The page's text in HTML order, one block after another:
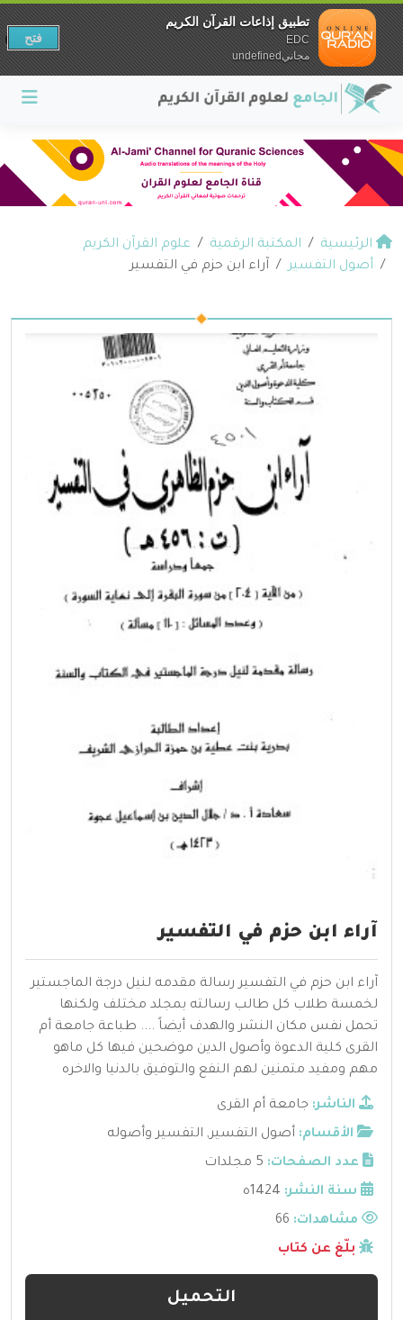
الرئيسية المكتبة الرقمية
علوم القرآن الكريم
أصول التفسير
آراء ابن حزم في التفسير
آراء ابن حزم في التفسير
آراء ابن حزم في التفسير رسالة مقدمه لنيل درجة الماجستير
لخمسة طلاب كل طالب رسالته بمجلد مختلف ولكنها
تحمل نفس مكان النشر والهدف أيضاً .... طباعة جامعة أم
القرى كلية الدعوة وأصول الدين موضحين فيها كل ماهو
مهم ومفيد متمنين لهم النفع والتوفيق بالدنيا والاخره
الناشر: جامعة أم القرى
الأقسام: أصول التفسير, التفسير وأصوله
عدد الصفحات: 5 مجلدات
سنة النشر: 1424ه
مشاهدات:
بلّغ عن كتاب
التحميل
تطبيق إذاعات القرآن الكريم
EDC
مجانيundefined
فتح